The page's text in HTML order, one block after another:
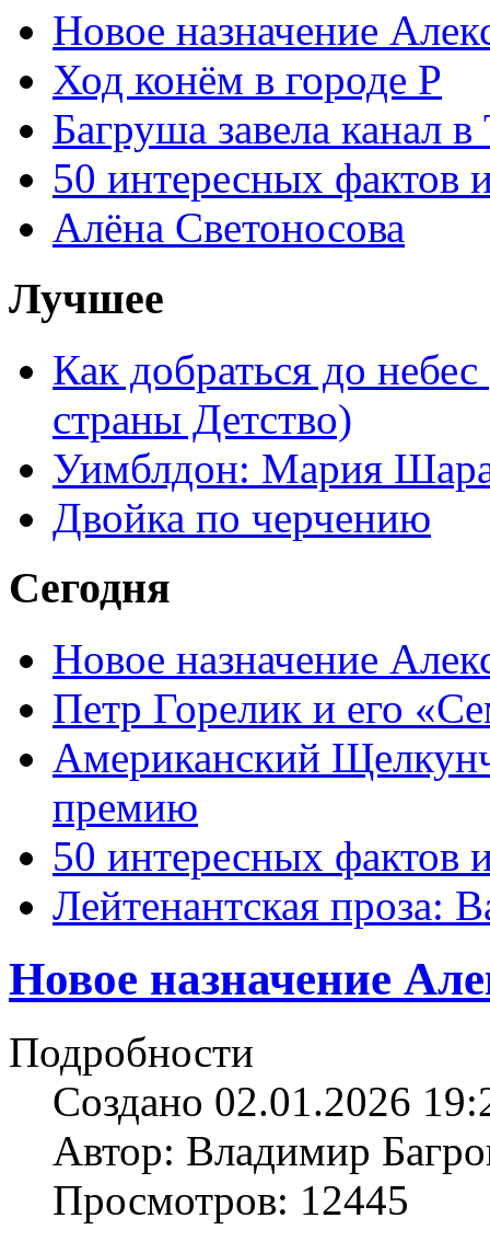
Новое назначение
Ход конём в городе Р
Багруша завела канал в
50 интересных фактов
Алёна Светоносова
Лучшее
Как добраться до
страны Детство)
Уимблдон: Мария
Двойка по черчению
Сегодня
Новое назначение
Петр Горелик и его
Американский
премию
50 интересных фактов
Лейтенантская проза:
Новое назначение
Подробности
Создано 02.01.2026
Автор: Владимир
Просмотров: 12445